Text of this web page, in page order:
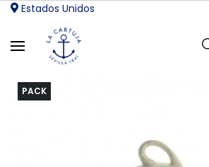
Estados Unidos
PACK